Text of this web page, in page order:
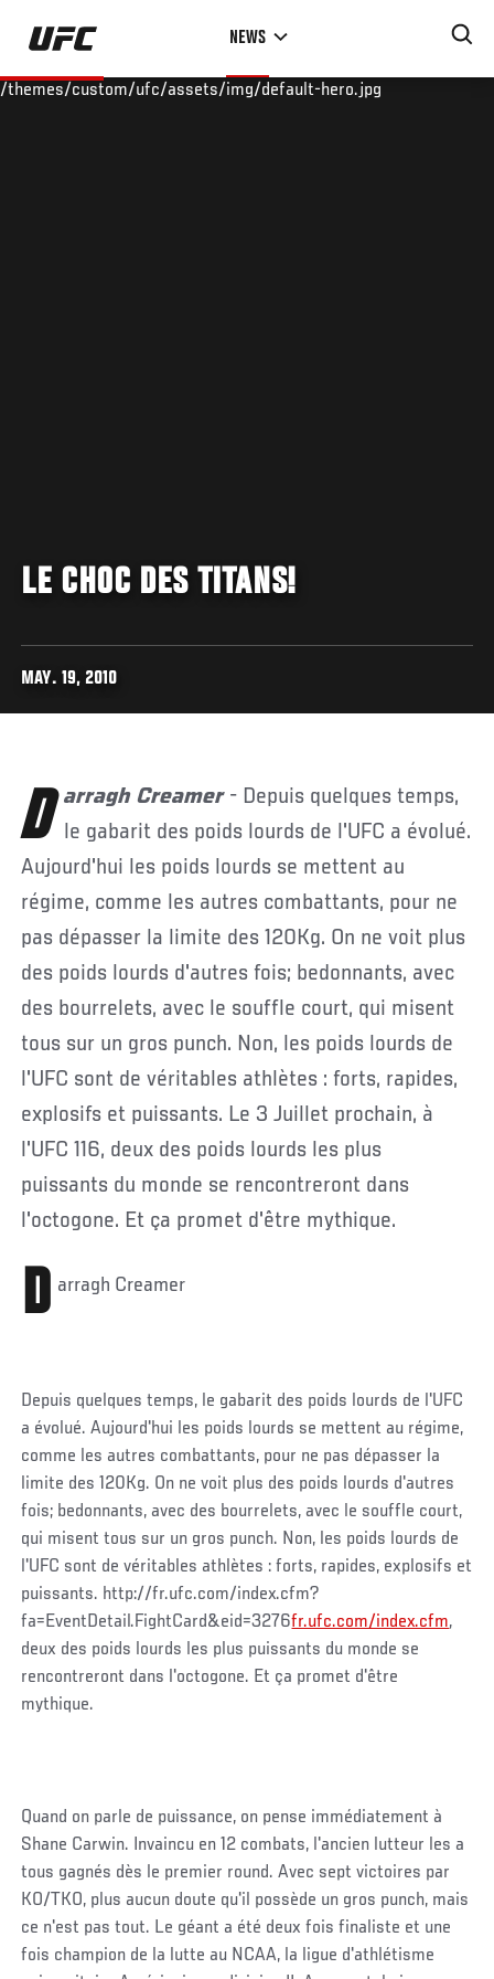
Skip
main
NEWS
/themes/custom/ufc/assets/img/default-hero.jpg
LE CHOC DES TITANS!
MAY. 19, 2010
Darragh Creamer - Depuis quelques temps,
le gabarit des poids lourds de l'UFC a évolué.
Aujourd'hui les poids lourds se mettent au
régime, comme les autres combattants, pour ne
pas dépasser la limite des 120Kg. On ne voit plus
des poids lourds d'autres fois; bedonnants, avec
des bourrelets, avec le souffle court, qui misent
tous sur un gros punch. Non, les poids lourds de
l'UFC sont de véritables athlètes : forts, rapides,
explosifs et puissants. Le 3 Juillet prochain, à
l'UFC 116, deux des poids lourds les plus
puissants du monde se rencontreront dans
l'octogone. Et ça promet d'être mythique.
D arragh Creamer
Depuis quelques temps, le gabarit des poids lourds de l'UFC
a évolué. Aujourd'hui les poids lourds se mettent au régime,
comme les autres combattants, pour ne pas dépasser la
limite des 120Kg. On ne voit plus des poids lourds d'autres
fois; bedonnants, avec des bourrelets, avec le souffle court,
qui misent tous sur un gros punch. Non, les poids lourds de
l'UFC sont de véritables athlètes : forts, rapides, explosifs et
puissants. http://fr.ufc.com/index.cfm?
fa=EventDetail.FightCard&eid=3276fr.ufc.com/index.cfm,
deux des poids lourds les plus puissants du monde se
rencontreront dans l'octogone. Et ça promet d'être
mythique.
Quand on parle de puissance, on pense immédiatement à
Shane Carwin. Invaincu en 12 combats, l'ancien lutteur les a
tous gagnés dès le premier round. Avec sept victoires par
KO/TKO, plus aucun doute qu'il possède un gros punch, mais
ce n'est pas tout. Le géant a été deux fois finaliste et une
fois champion de la lutte au NCAA, la ligue d'athlétisme